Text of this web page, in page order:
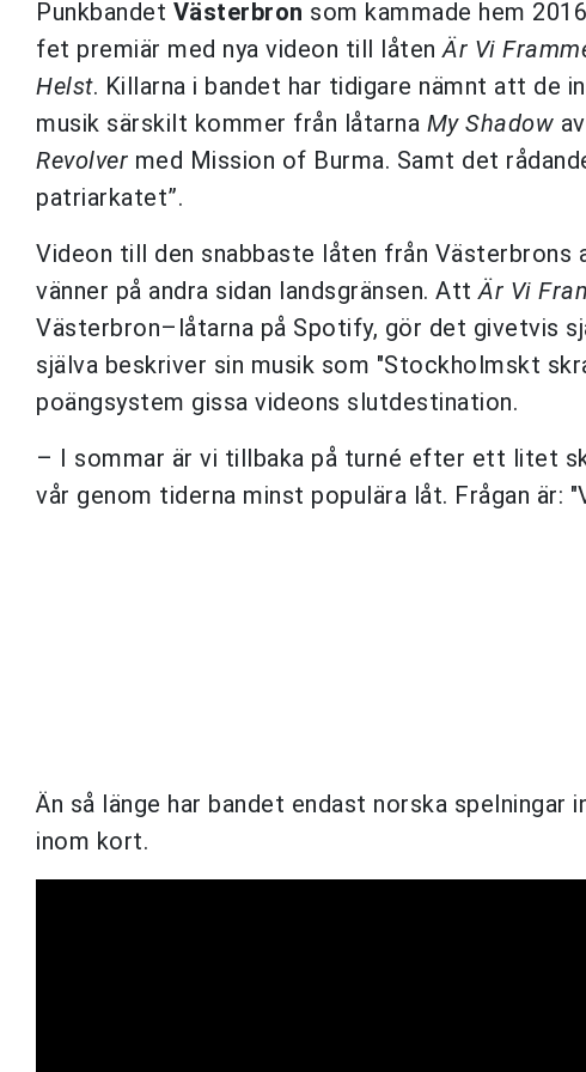
Punkbandet Västerbron som kammade hem
fet premiär med nya videon till låten Är Vi
Helst. Killarna i bandet har tidigare nämnt att de
musik särskilt kommer från låtarna My Shadow
Revolver med Mission of Burma. Samt det
patriarkatet”.
Videon till den snabbaste låten från
vänner på andra sidan landsgränsen. Att Är Vi
Västerbron–låtarna på Spotify, gör det givetvis
själva beskriver sin musik som "Stockholmskt
poängsystem gissa videons slutdestination.
– I sommar är vi tillbaka på turné efter ett litet
vår genom tiderna minst populära låt. Frågan är:
Än så länge har bandet endast norska
inom kort.